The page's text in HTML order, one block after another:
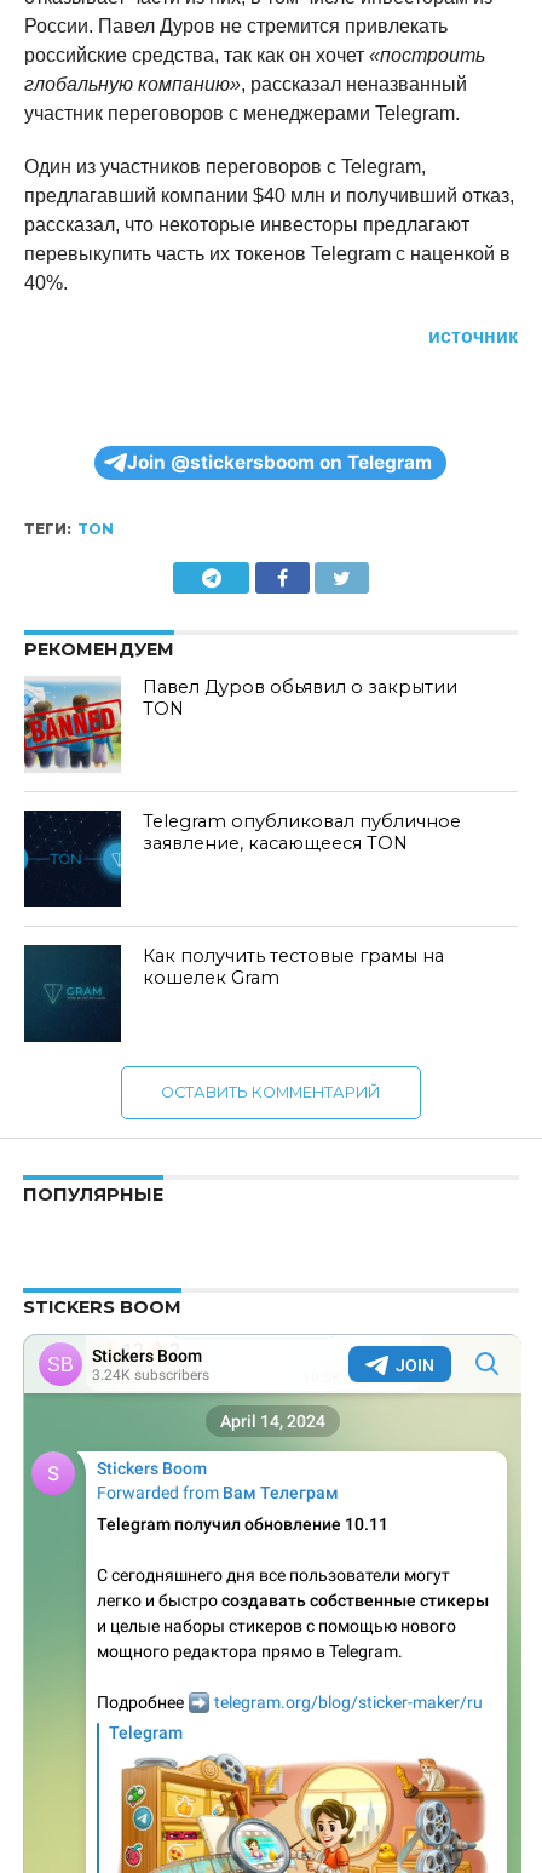
России. Павел Дуров не стремится привлекать
российские средства, так как он хочет «построить
глобальную компанию», рассказал неназванный
участник переговоров с менеджерами Telegram.
Один из участников переговоров с Telegram,
предлагавший компании $40 млн и получивший отказ,
рассказал, что некоторые инвесторы предлагают
перевыкупить часть их токенов Telegram с наценкой в
40%.
источник
Join @stickersboom on Telegram
ТЕГИ: TON
РЕКОМЕНДУЕМ
Павел Дуров обьявил о закрытии
TON
Telegram опубликовал публичное
заявление, касающееся TON
Как получить тестовые грамы на
кошелек Gram
ОСТАВИТЬ КОММЕНТАРИЙ
ПОПУЛЯРНЫЕ
STICKERS BOOM